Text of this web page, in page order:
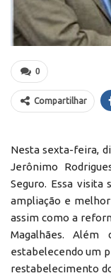
0
Compartilhar
Nesta sexta-feira,
Jerônimo
Seguro. Essa visita
ampliação e
assim como a
Magalhães. Além
estabelecendo um
restabelecimento